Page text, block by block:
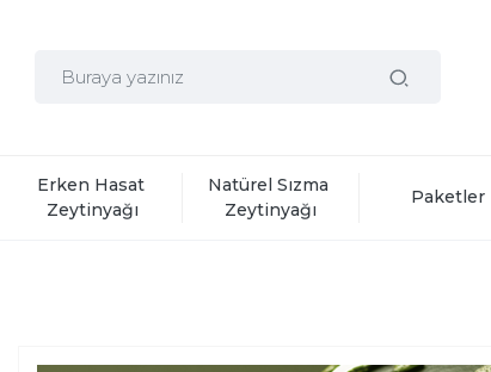
Erken Hasat
Zeytinyağı
Natürel Sızma
Zeytinyağı
Paketler